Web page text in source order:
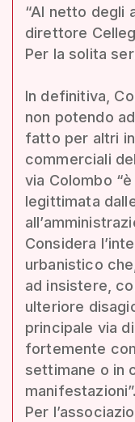
“Al netto degli
direttore
Per la solita
In definitiva,
non potendo
fatto per altri
commerciali
via Colombo
legittimata
Considera
urbanistico
ad insistere,
ulteriore
principale via
fortemente
settimane o in
manifestazioni”.
Per